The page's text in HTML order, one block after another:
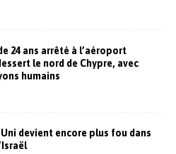
24 ans arrêté à l’aéroport
le nord de Chypre, avec
humains
devient encore plus fou dans